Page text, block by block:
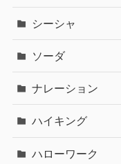
シーシャ
ソーダ
ナレーション
ハイキング
ハローワーク